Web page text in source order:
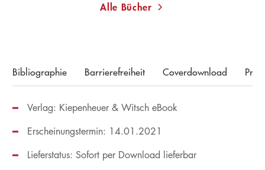
Alle Bücher
Bibliographie Barrierefreiheit Coverdownload
Verlag: Kiepenheuer & Witsch eBook
Erscheinungstermin: 14.01.2021
Lieferstatus: Sofort per Download lieferbar